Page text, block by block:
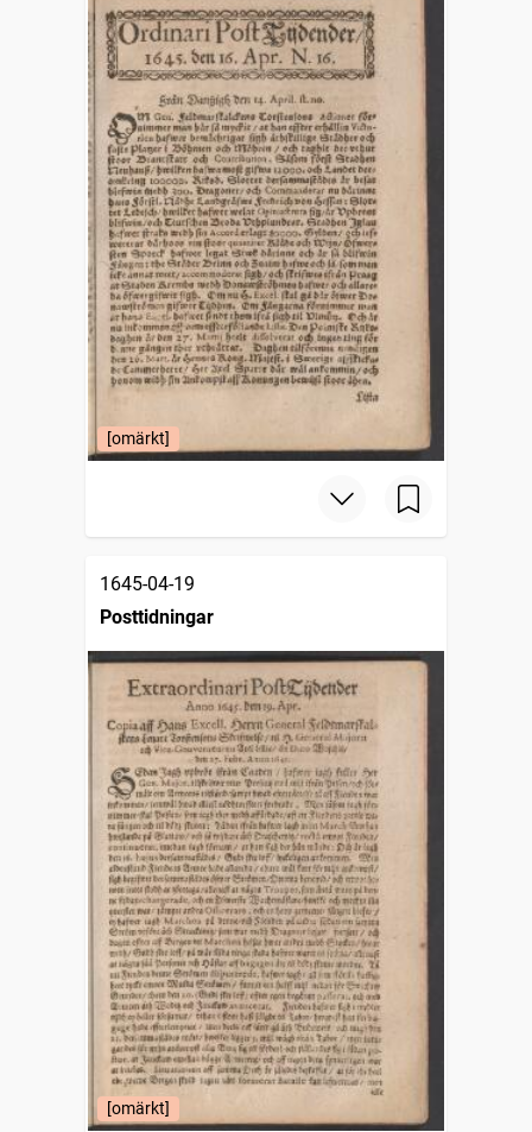
[omärkt]
1645-04-19
Posttidningar
[omärkt]